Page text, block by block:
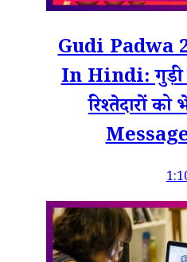
Gudi Padwa
In Hindi: गुड़ी
रिश्तेदारों